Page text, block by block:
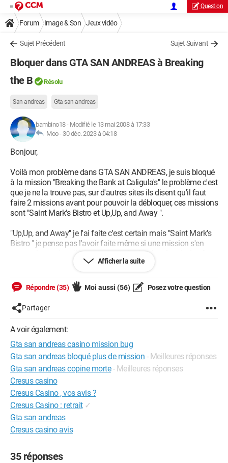
Question
Forum Image & Son Jeux vidéo
Sujet Précédent Sujet Suivant
Bloquer dans GTA SAN ANDREAS à Breaking
the B
Résolu
San andreas Gta san andreas
bambino18- Modifié le 13 mai 2008 à 17:33
Moo - 30 déc. 2023 à 04:18
Bonjour,
Voilà mon problème dans GTA SAN ANDREAS, je suis bloqué
à la mission "Breaking the Bank at Caligula's" le problème c'est
que je ne la trouve pas, sur d'autres sites ils disent qu'il faut
faire 2 missions avant pour pouvoir la débloquer, ces missions
sont "Saint Mark's Bistro et Up,Up, and Away ".
"Up,Up, and Away" je l'ai faite c'est certain mais "Saint Mark's
Bistro " je pense pas l'avoir faite même si une mission s'en
rapproche, mais voilà sur ma carte je n'ai plus de mission à
faire, plus d'icones de contact etc...
Quelqu'un saurait comment faire ou l'endroit où aller pour
déclencher cette mission ??
La petite amie est sensée donner la carte du casino, et elle l'as
faites mais après ça je n'ai pas eu la suite pour pouvoir faire le
casse du casino.
Merci de votre aide
Bambino18
Configuration: Windows XP
Internet Explorer 6.0
Afficher la suite
Répondre (35) Moi aussi (56) Posez votre question
Partager
A voir également:
Gta san andreas casino mission bug
Gta san andreas bloqué plus de mission - Meilleures réponses
Gta san andreas copine morte - Meilleures réponses
Cresus casino
Cresus Casino , vos avis ?
Cresus Casino : retrait ✓
Gta san andreas
Cresus casino avis
35 réponses